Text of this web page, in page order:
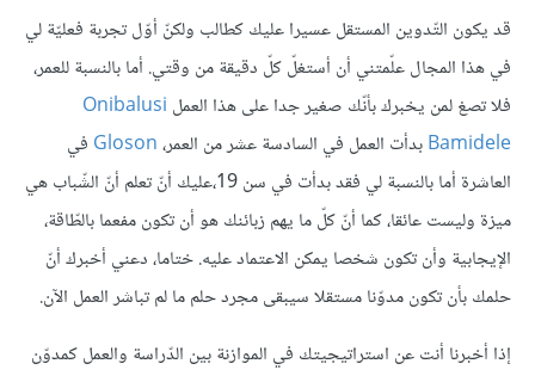
قد يكون التّدوين المستقل عسيرا عليك كطالب ولكنّ أوّل تجربة فعليّة لي
في هذا المجال علّمتني أن أستغلّ كلّ دقيقة من وقتي. أما بالنسبة للعمر،
فلا تصغ لمن يخبرك بأنّك صغير جدا على هذا العمل Onibalusi
Bamideleبدأت العمل في السادسة عشر من العمر،Gloson في
العاشرة أما بالنسبة لي فقد بدأت في سن 19،عليك أنّ تعلم أنّ الشّباب هي
ميزة وليست عائقا، كما أنّ كلّ ما يهم زبائنك هو أن تكون مفعما بالطّاقة،
الإيجابية وأن تكون شخصا يمكن الاعتماد عليه. ختاما، دعني أخبرك أنّ
حلمك بأن تكون مدوّنا مستقلا سيبقى مجرد حلم ما لم تباشر العمل الآن.
إذا أخبرنا أنت عن استراتيجيتك في الموازنة بين الدّراسة والعمل كمدوّن